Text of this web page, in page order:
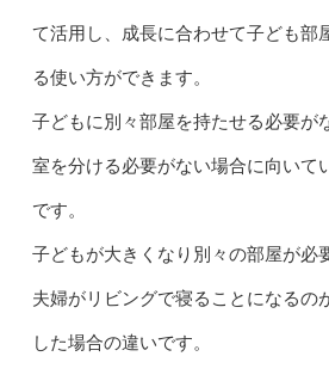
て活用し、成長に合わせて子ども部
る使い方ができます。
子どもに別々部屋を持たせる必要が
室を分ける必要がない場合に向いて
です。
子どもが大きくなり別々の部屋が必
夫婦がリビングで寝ることになるの
した場合の違いです。